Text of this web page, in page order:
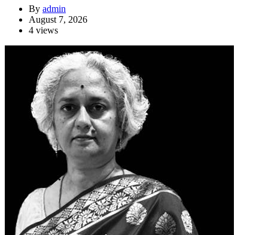
By admin
August 7, 2026
4 views